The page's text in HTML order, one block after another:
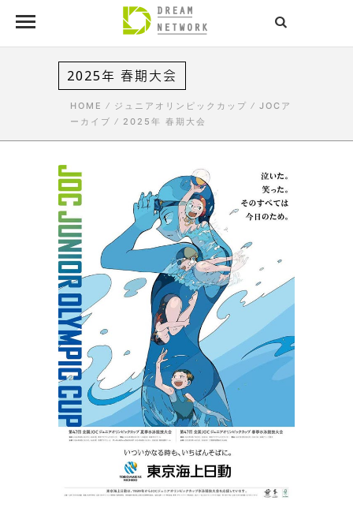
2025年 春期大会
HOME / ジュニアオリンピックカップ / JOCア
ーカイブ / 2025年 春期大会